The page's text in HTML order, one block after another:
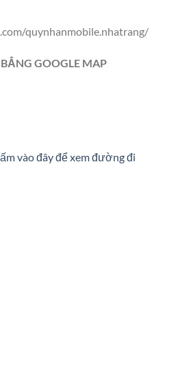
quynhanmobile.nhatrang/
GOOGLE MAP
vào đây để xem đường đi